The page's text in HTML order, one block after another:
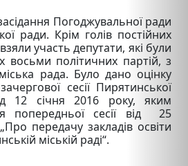
Погоджувальної ради
ради. Крім голів постійних
взяли участь депутати, які були
політичних партій, з
рада. Було дано оцінку
сесії Пирятинської
12 січня 2016 року, яким
попередньої сесії від 25
передачу закладів освіти
міській раді“.